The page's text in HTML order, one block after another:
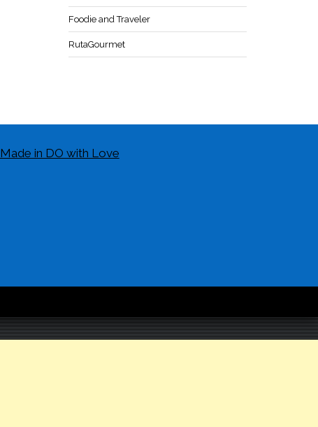
Foodie and Traveler
RutaGourmet
Made in DO with Love